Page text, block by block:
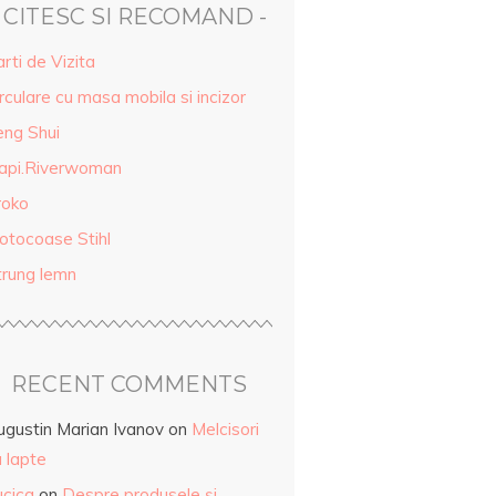
CITESC SI RECOMAND -
de Vizita
cu masa mobila si incizor
Shui
Stihl
lemn
RECENT COMMENTS
Marian Ivanov on Melcisori
lapte